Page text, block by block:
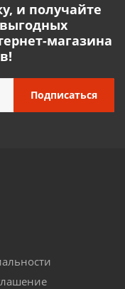
и получайте
магазина